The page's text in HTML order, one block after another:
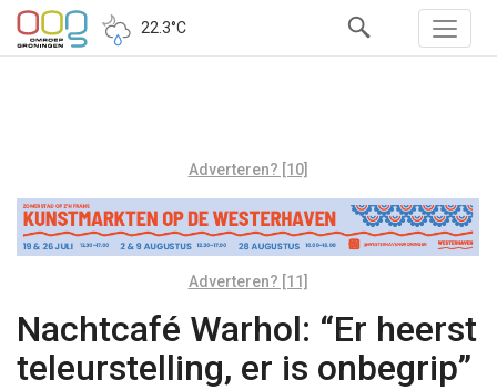
22.3°C
Adverteren? [10]
Adverteren? [11]
Nachtcafé Warhol: “Er heerst
teleurstelling, er is onbegrip”